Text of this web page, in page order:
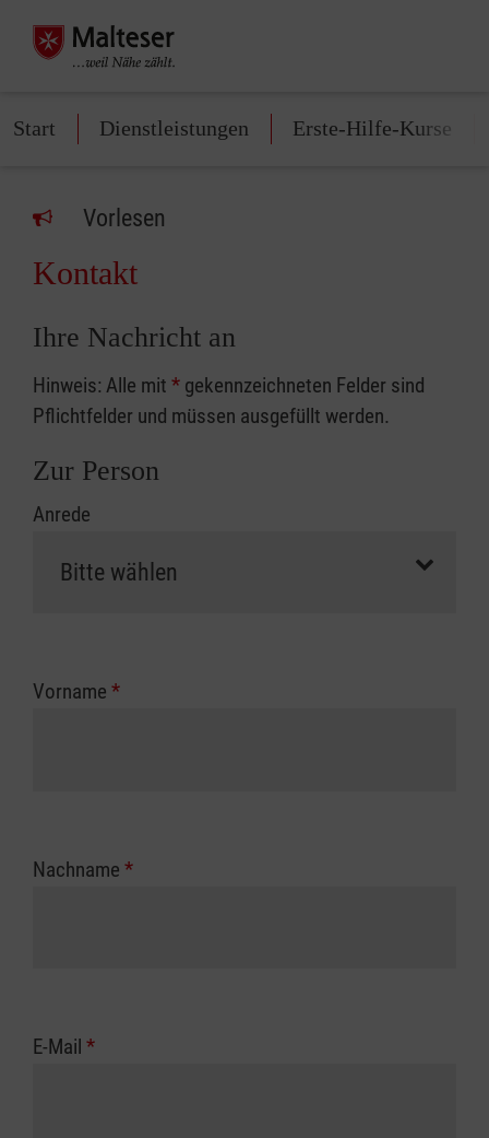
Start Dienstleistungen Erste-Hilfe-Kurse
Vorlesen
Kontakt
Ihre Nachricht an
Hinweis: Alle mit * gekennzeichneten Felder sind
Pflichtfelder und müssen ausgefüllt werden.
Zur Person
Anrede
Vorname *
Nachname *
E-Mail *